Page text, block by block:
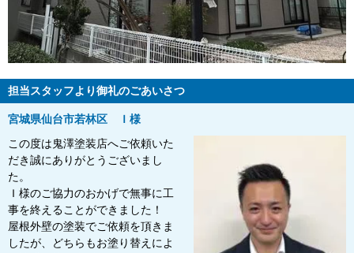
担当スタッフより御礼のごあいさつ
宮城県仙台市若林区 Ｉ様
この度は鬼澤塗装店へご依頼いた
だき誠にありがとうございまし
た。
Ｉ様のご協力のおかげで無事に工
事を終えることができました！
屋根外壁の塗装でご依頼を頂きま
したが、どちらもお塗り替えによ